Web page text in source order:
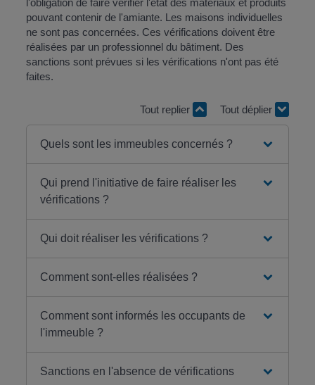
pouvant contenir de l'amiante. Les maisons individuelles
ne sont pas concernées. Ces vérifications doivent être
réalisées par un professionnel du bâtiment. Des
sanctions sont prévues si les vérifications n'ont pas été
faites.
Tout replier Tout déplier
Quels sont les immeubles concernés ?
Qui prend l'initiative de faire réaliser les
vérifications ?
Qui doit réaliser les vérifications ?
Comment sont-elles réalisées ?
Comment sont informés les occupants de
l'immeuble ?
Sanctions en l'absence de vérifications